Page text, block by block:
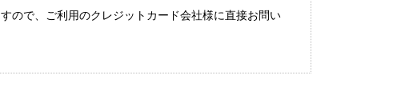
ので、ご利用のクレジットカード会社様に直接お問い